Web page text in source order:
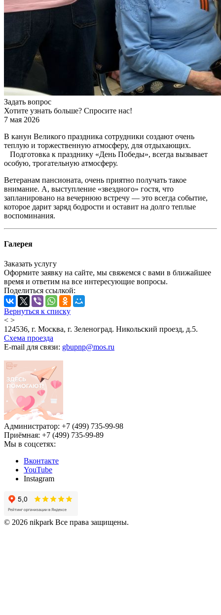
Задать вопрос
Хотите узнать больше? Спросите нас!
7 мая 2026
В канун Великого праздника сотрудники создают очень
теплую и торжественную атмосферу, для отдыхающих.
Подготовка к празднику «День Победы», всегда вызывает
особую, трогательную атмосферу.
Ветеранам пансионата, очень приятно получать такое
внимание. А, выступление «звездного» гостя, что
запланировано на вечернюю встречу — это всегда событие,
которое дарит заряд бодрости и оставит на долго теплые
воспоминания.
Галерея
Заказать услугу
Оформите заявку на сайте, мы свяжемся с вами в ближайшее
время и ответим на все интересующие вопросы.
Поделиться ссылкой:
Вернуться к списку
< >
124536, г. Москва, г. Зеленоград. Никольский проезд, д.5.
Схема проезда
E-mail для связи: gbupnp@mos.ru
Администратор: +7 (499) 735-99-98
Приёмная: +7 (499) 735-99-89
Мы в соцсетях:
Вконтакте
YouTube
Instagram
© 2026 nikpark Все права защищены.